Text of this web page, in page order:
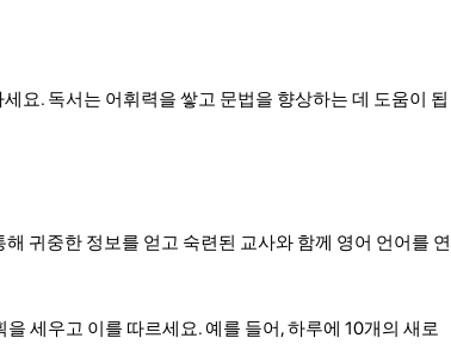
요. 독서는 어휘력을 쌓고 문법을 향상하는 데 도움이 됩
해 귀중한 정보를 얻고 숙련된 교사와 함께 영어 언어를 연
세우고 이를 따르세요. 예를 들어, 하루에 10개의 새로